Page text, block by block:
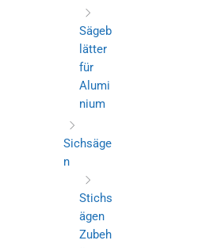
Sägeb
lätter
für
Alumi
nium
Sichsäge
n
Stichs
ägen
Zubeh